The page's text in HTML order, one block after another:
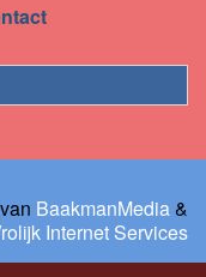
BaakmanMedia&
Internet Services